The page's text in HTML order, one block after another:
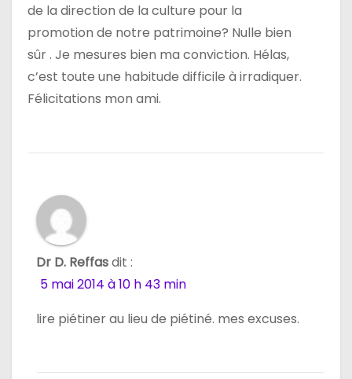
de la direction de la culture pour la
promotion de notre patrimoine? Nulle bien
sûr . Je mesures bien ma conviction. Hélas,
c’est toute une habitude difficile à irradiquer.
Félicitations mon ami.
Dr D. Reffasdit :
5 mai 2014 à 10 h 43 min
lire piétiner au lieu de piétiné. mes excuses.